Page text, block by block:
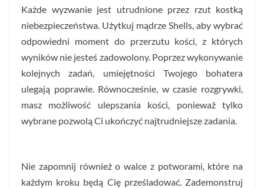
Każde wyzwanie jest utrudnione przez rzut kostką
niebezpieczeństwa. Użytkuj mądrze Shells, aby wybrać
odpowiedni moment do przerzutu kości, z których
wyników nie jesteś zadowolony. Poprzez wykonywanie
kolejnych zadań, umiejętności Twojego bohatera
ulegają poprawie. Równocześnie, w czasie rozgrywki,
masz możliwość ulepszania kości, ponieważ tylko
wybrane pozwolą Ci ukończyć najtrudniejsze zadania.
Nie zapomnij również o walce z potworami, które na
każdym kroku będą Cię prześladować. Zademonstruj